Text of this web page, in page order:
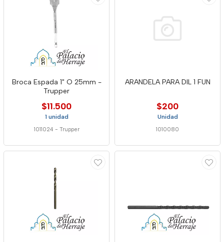
Broca Espada 1" O 25mm -
Trupper
$11.500
1 unidad
1011024 - Trupper
ARANDELA PARA DIL 1 FUN
$200
Unidad
1010080